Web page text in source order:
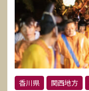
香川県 関西地方